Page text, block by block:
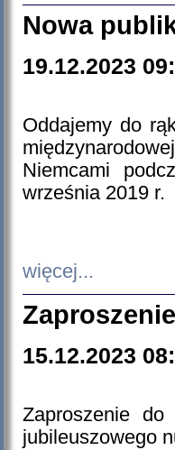
Nowa
19.12.2023
Oddajemy do
Niemcami
września 2019 r.
więcej...
15.12.2023
Zaproszenie do
jubileuszowego